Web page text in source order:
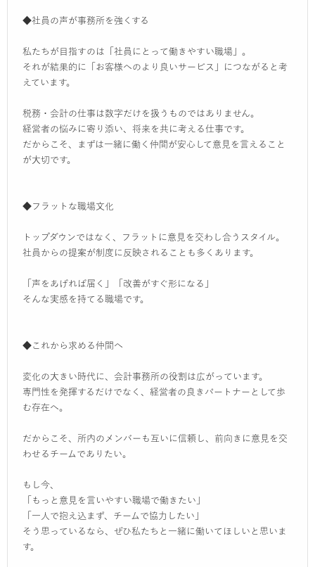
◆社員の声が事務所を強くする
私たちが目指すのは「社員にとって働きやすい職場」。
それが結果的に「お客様へのより良いサービス」につながると考
えています。
税務・会計の仕事は数字だけを扱うものではありません。
経営者の悩みに寄り添い、将来を共に考える仕事です。
だからこそ、まずは一緒に働く仲間が安心して意見を言えること
が大切です。
◆フラットな職場文化
トップダウンではなく、フラットに意見を交わし合うスタイル。
社員からの提案が制度に反映されることも多くあります。
「声をあげれば届く」「改善がすぐ形になる」
そんな実感を持てる職場です。
◆これから求める仲間へ
変化の大きい時代に、会計事務所の役割は広がっています。
専門性を発揮するだけでなく、経営者の良きパートナーとして歩
む存在へ。
だからこそ、所内のメンバーも互いに信頼し、前向きに意見を交
わせるチームでありたい。
もし今、
「もっと意見を言いやすい職場で働きたい」
「一人で抱え込まず、チームで協力したい」
そう思っているなら、ぜひ私たちと一緒に働いてほしいと思いま
す。